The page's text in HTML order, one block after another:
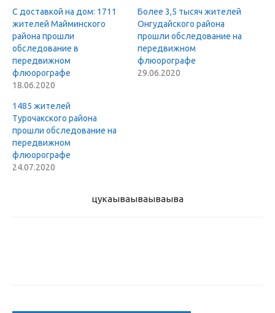
С доставкой на дом: 1711
жителей Майминского
района прошли
обследование в
передвижном
флюорографе
18.06.2020
Более 3,5 тысяч жителей
Онгудайского района
прошли обследование на
передвижном
флюорографе
29.06.2020
1485 жителей
Турочакского района
прошли обследование на
передвижном
флюорографе
24.07.2020
цукаываываываыва